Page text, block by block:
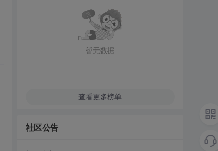
暂无数据
查看更多榜单
社区公告